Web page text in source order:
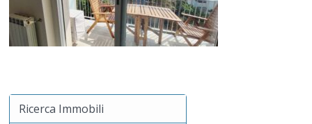
Ricerca Immobili